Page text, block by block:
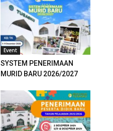
Event
SYSTEM PENERIMAAN
MURID BARU 2026/2027